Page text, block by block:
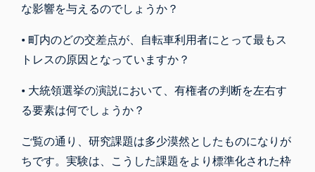
な影響を与えるのでしょうか？
• 町内のどの交差点が、自転車利用者にとって最もス
トレスの原因となっていますか？
• 大統領選挙の演説において、有権者の判断を左右す
る要素は何でしょうか？
ご覧の通り、研究課題は多少漠然としたものになりが
ちです。実験は、こうした課題をより標準化された枠